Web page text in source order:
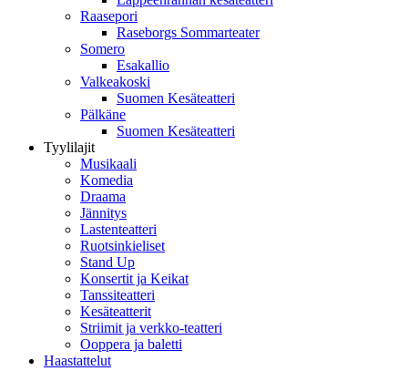
Raasepori
Raseborgs Sommarteater
Somero
Esakallio
Valkeakoski
Suomen Kesäteatteri
Pälkäne
Suomen Kesäteatteri
Tyylilajit
Musikaali
Komedia
Draama
Jännitys
Lastenteatteri
Ruotsinkieliset
Stand Up
Konsertit ja Keikat
Tanssiteatteri
Kesäteatterit
Striimit ja verkko-teatteri
Ooppera ja baletti
Haastattelut